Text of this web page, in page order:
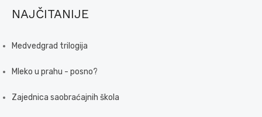
NAJČITANIJE
Medvedgrad trilogija
Mleko u prahu - posno?
Zajednica saobraćajnih škola